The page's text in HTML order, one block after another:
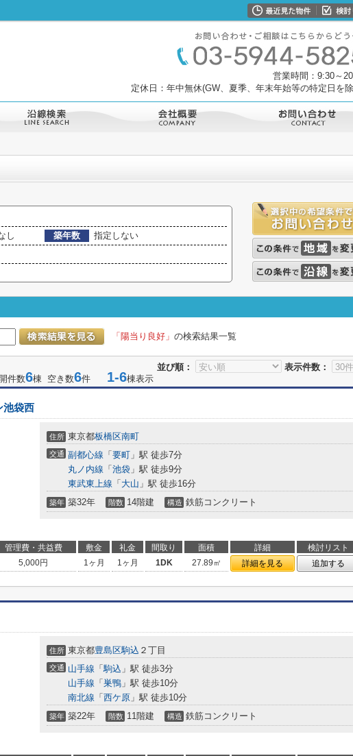
営業時間：9:30～
定休日：年中無休(GW、夏季、年末年始等の特定日を
し 築年数
指定しない
「陽当り良好」 の検索結果一覧
並び順：
表示件数：
件数6棟 空き数6件 1-6棟表示
池袋西
住所 東京都板橋区南町
交通 副都心線 「 要町 」駅 徒歩7分
丸ノ内線 「 池袋 」駅 徒歩9分
東武東上線 「 大山 」駅 徒歩16分
築年 築32年 階数 14階建 構造 鉄筋コンクリート
管理費・共益費 敷金 礼金 間取り 面積 詳細
検討リスト
5,000円 1ヶ月 1ヶ月 1DK 27.89㎡ 詳細を見る 追加する
住所 東京都豊島区駒込 ２丁目
交通 山手線 「駒込 」駅 徒歩3分
山手線 「 巣鴨 」駅 徒歩10分
南北線 「 西ケ原 」駅 徒歩10分
築年 築22年 階数 11階建 構造 鉄筋コンクリート